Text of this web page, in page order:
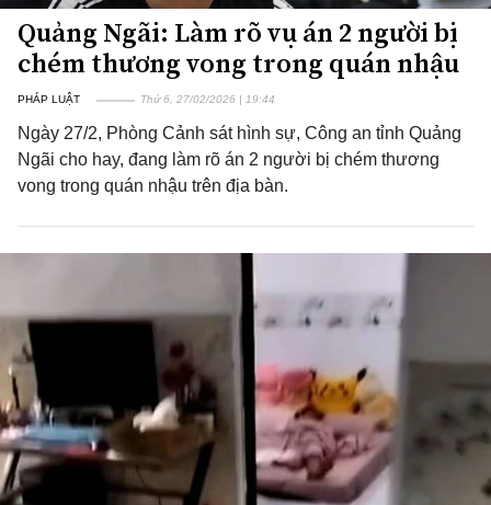
Quảng Ngãi: Làm rõ vụ án 2 người bị
chém thương vong trong quán nhậu
PHÁP LUẬT Thứ 6, 27/02/2026 | 19:44
Ngày 27/2, Phòng Cảnh sát hình sự, Công an tỉnh Quảng
Ngãi cho hay, đang làm rõ án 2 người bị chém thương
vong trong quán nhậu trên địa bàn.